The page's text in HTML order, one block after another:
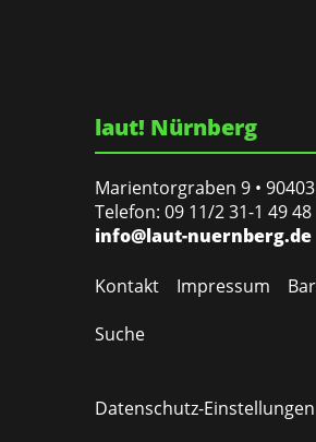
laut! Nürnberg
Marientorgraben 9 •
Telefon: 09 11/2 31-1 49 48
info@laut-nuernberg.de
Kontakt Impressum
Suche
Datenschutz-Einstellungen